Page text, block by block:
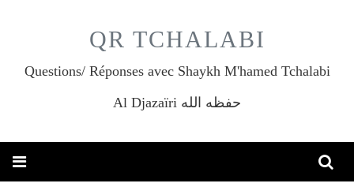
QR TCHALABI
Questions/ Réponses avec Shaykh M'hamed Tchalabi
Al Djazaïri حفظه الله